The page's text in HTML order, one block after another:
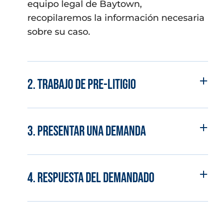
equipo legal de Baytown,
recopilaremos la información necesaria
sobre su caso.
2. Trabajo de Pre-Litigio
3. Presentar una demanda
4. Respuesta del demandado